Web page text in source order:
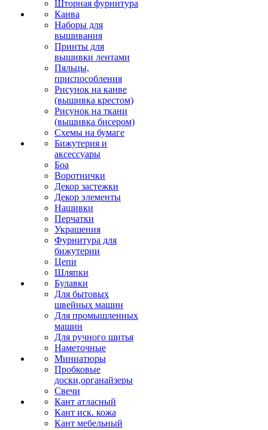
Шторная фурнитура
Канва
Наборы для
вышивания
Принты для
вышивки лентами
Пяльцы,
приспособления
Рисунок на канве
(вышивка крестом)
Рисунок на ткани
(вышивка бисером)
Схемы на бумаге
Бижутерия и
аксессуары
Боа
Воротнички
Декор застежки
Декор элементы
Нашивки
Перчатки
Украшения
Фурнитура для
бижутерии
Цепи
Шляпки
Булавки
Для бытовых
швейных машин
Для промышленных
машин
Для ручного шитья
Наметочные
Миниатюры
Пробковые
доски,органайзеры
Свечи
Кант атласный
Кант иск. кожа
Кант мебельный